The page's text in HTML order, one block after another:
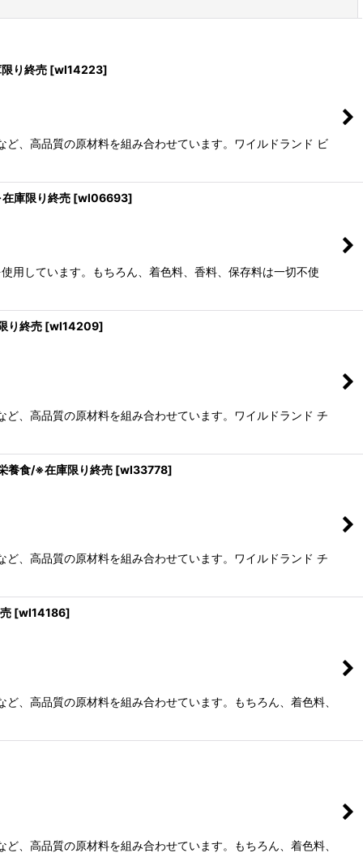
り終売 [wl14223]
、高品質の原材料を組み合わせています。ワイルドランド ビ
庫限り終売 [wl06693]
用しています。もちろん、着色料、香料、保存料は一切不使
り終売 [wl14209]
、高品質の原材料を組み合わせています。ワイルドランド チ
養食/※在庫限り終売 [wl33778]
、高品質の原材料を組み合わせています。ワイルドランド チ
[wl14186]
、高品質の原材料を組み合わせています。もちろん、着色料、
、高品質の原材料を組み合わせています。もちろん、着色料、